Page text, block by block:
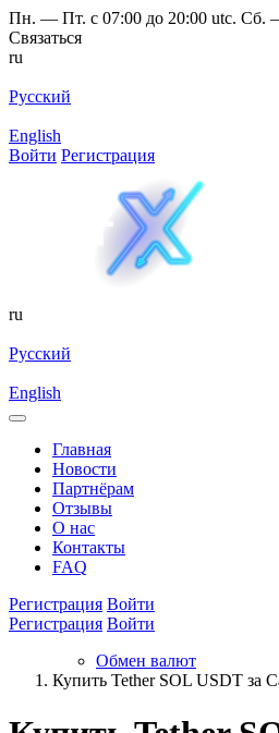
Пн. — Пт. с 07:00 до 20:00 utc. Сб.
Связаться
ru
Русский
English
Войти Регистрация
ru
Русский
English
Главная
Новости
Партнёрам
Отзывы
О нас
Контакты
FAQ
Регистрация Войти
Регистрация Войти
Обмен валют
Купить Tether SOL USDT за